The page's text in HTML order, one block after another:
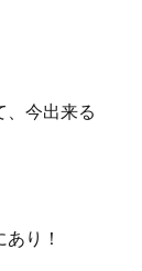
、今出来る
り！